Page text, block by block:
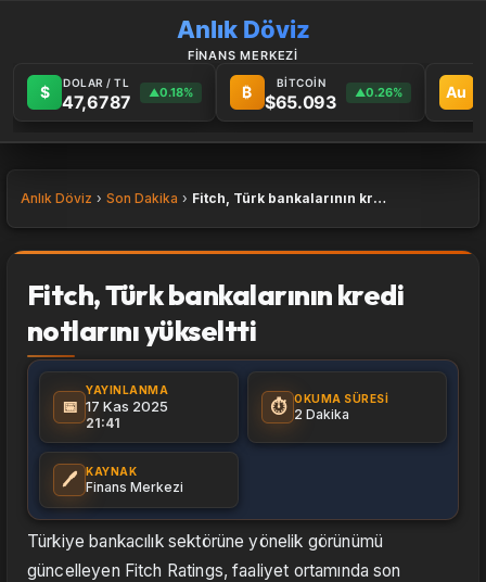
Anlık Döviz
FİNANS MERKEZİ
$ DOLAR / TL
47,6787 ▲0.18% ₿ BİTCOİN
$65.093 ▲0.26% Au
Anlık Döviz Son Dakika Fitch, Türk bankalarının kredi notlarını yükseltti
Fitch, Türk bankalarının kredi
notlarını yükseltti
📅
YAYINLANMA
17 Kas 2025
21:41
⏱️ OKUMA SÜRESI
2 Dakika
🖊️ KAYNAK
Finans Merkezi
Türkiye bankacılık sektörüne yönelik görünümü
güncelleyen Fitch Ratings, faaliyet ortamında son